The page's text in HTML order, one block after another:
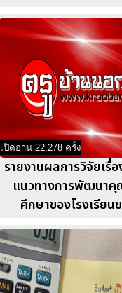
เปิดอ่าน 22,278 ครั้ง
รายงานผลการวิจัยเรื่
แนวทางการพัฒนา
ศึกษาของโรงเรียน